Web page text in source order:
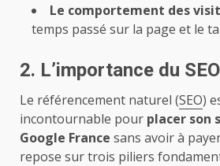
Le comportement des
temps passé sur la page et le
2. L’importance du SEO
Le référencement naturel (SEO)
incontournable pour placer son
Google France sans avoir à
repose sur trois piliers